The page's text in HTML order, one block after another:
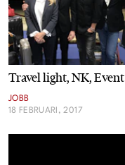
Livsberättelser
Privatekonomi
Femina TV
Travel light, NK, Event
JOBB
18 FEBRUARI, 2017